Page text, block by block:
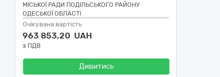
МІСЬКОЇ РАДИ ПОДІЛЬСЬКОГО РАЙОНУ
ОДЕСЬКОЇ ОБЛАСТІ
Очікувана вартість
963 853,20 UAH
з ПДВ
Дивитись